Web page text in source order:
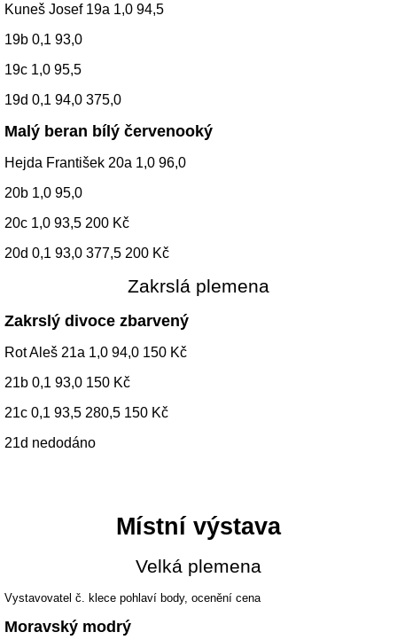
Kuneš Josef 19a 1,0 94,5
19b 0,1 93,0
19c 1,0 95,5
19d 0,1 94,0 375,0
Malý beran bílý červenooký
Hejda František 20a 1,0 96,0
20b 1,0 95,0
20c 1,0 93,5 200 Kč
20d 0,1 93,0 377,5 200 Kč
Zakrslá plemena
Zakrslý divoce zbarvený
Rot Aleš 21a 1,0 94,0 150 Kč
21b 0,1 93,0 150 Kč
21c 0,1 93,5 280,5 150 Kč
21d nedodáno
Místní výstava
Velká plemena
Vystavovatel č. klece pohlaví body, ocenění cena
Moravský modrý